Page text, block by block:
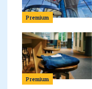
Premium
Premium